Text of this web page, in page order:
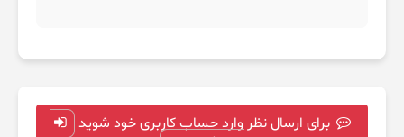
برای ارسال نظر وارد حساب کاربری خود شوید